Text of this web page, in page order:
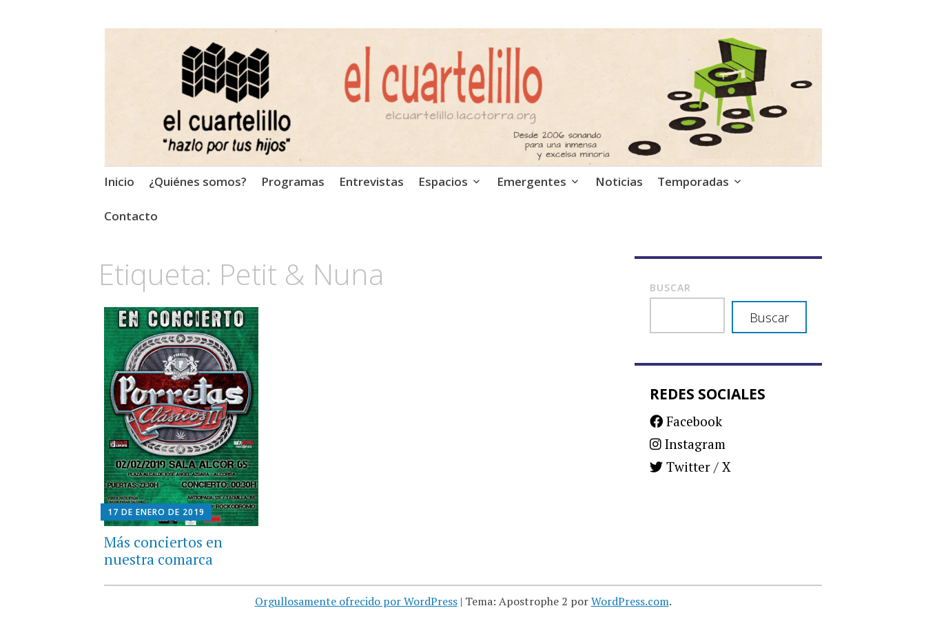
El Cuartelillo
Programa de radio de música independiente. Podcast
Saltar
contenido
Inicio ¿Quiénes somos? Programas Entrevistas Espacios Emergentes Noticias Temporadas
Contacto
Etiqueta: Petit & Nuna
17 DE ENERO DE 2019
Más conciertos en
nuestra comarca
BUSCAR
Buscar
REDES SOCIALES
Facebook
Instagram
Twitter / X
Orgullosamente ofrecido por WordPress | Tema: Apostrophe 2 porWordPress.com.